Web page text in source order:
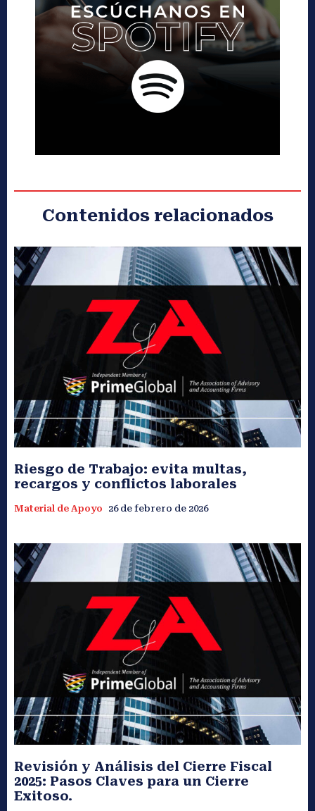
Contenidos relacionados
Riesgo de Trabajo: evita multas,
recargos y conflictos laborales
Material de Apoyo 26 de febrero de 2026
Revisión y Análisis del Cierre Fiscal
2025: Pasos Claves para un Cierre
Exitoso.